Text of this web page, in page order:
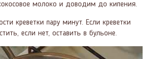
молоко и доводим до кипения.
креветки пару минут. Если креветки
если нет, оставить в бульоне.